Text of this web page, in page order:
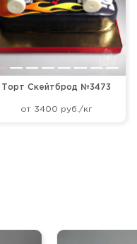
Торт Скейтброд №3473
от 3400 руб./кг